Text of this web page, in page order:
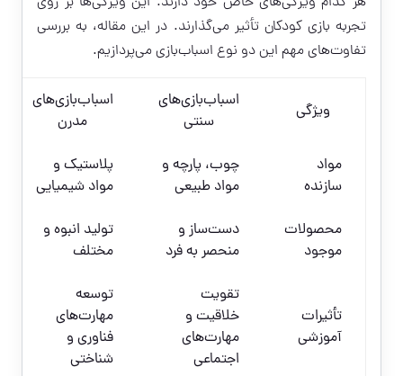
تجربه بازی کودکان تأثیر می‌گذارند. در این مقاله، به بررسی
تفاوت‌های مهم این دو نوع اسباب‌بازی می‌پردازیم.
ویژگی
اسباب‌بازی‌های
سنتی
اسباب‌بازی‌های
مدرن
مواد
سازنده
چوب، پارچه و
مواد طبیعی
پلاستیک و
مواد شیمیایی
محصولات
موجود
دست‌ساز و
منحصر به فرد
تولید انبوه و
مختلف
تأثیرات
آموزشی
تقویت
خلاقیت و
مهارت‌های
اجتماعی
توسعه
مهارت‌های
فناوری و
شناختی